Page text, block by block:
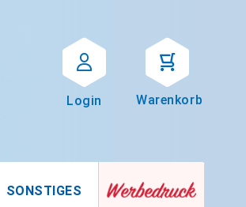
Login Warenkorb
SONSTIGES